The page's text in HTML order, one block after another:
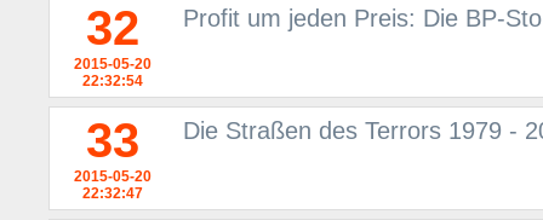
32
2015-05-20
22:32:54
Profit um jeden Preis: Die BP-
33
2015-05-20
22:32:47
Die Straßen des Terrors 1979 -